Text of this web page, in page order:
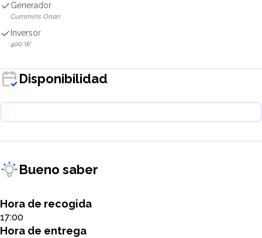
Generador
Cummins Onan
Inversor
400 W
Disponibilidad
Bueno saber
Hora de recogida
17:00
Hora de entrega